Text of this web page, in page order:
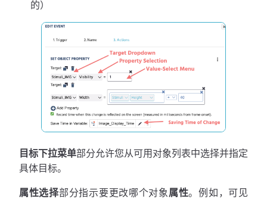
的）
目标下拉菜单部分允许您从可用对象列表中选择并指定
具体目标。
属性选择部分指示要更改哪个对象 属性。例如，可见